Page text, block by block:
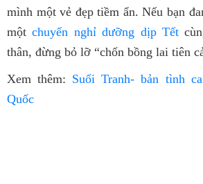
mình một vẻ đẹp tiềm ẩn. Nếu bạn
mộtchuyến nghỉ dưỡng dịp Tết
thân, đừng bỏ lỡ “chốn bồng lai tiên
Xem thêm: Suối Tranh- bản tình
Quốc